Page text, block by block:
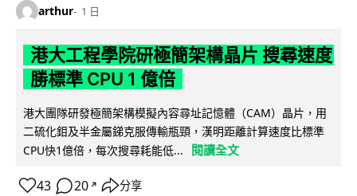
arthur 1 日
港大工程學院研極簡架構晶片 搜尋速度
勝標準 CPU 1 億倍
港大團隊研發極簡架構模擬內容尋址記憶體（CAM）晶片，用
二硫化鉬及半金屬銻克服傳輸瓶頸，漢明距離計算速度比標準
CPU快1億倍，每次搜尋耗能低...
閱讀全文
43 20 ↗ 分享